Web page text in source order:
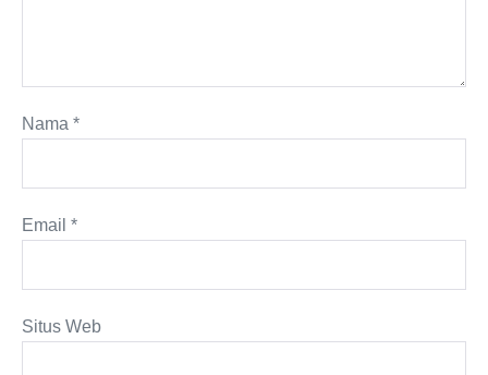
Nama *
Email *
Situs Web